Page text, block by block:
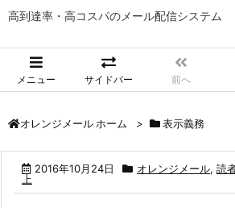
高到達率・高コスパのメール配信システム
メニュー サイドバー 前へ
オレンジメール ホーム > 表示義務
2016年10月24日 オレンジメール, 読
上